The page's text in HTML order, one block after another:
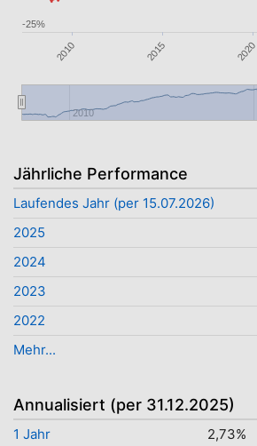
2010 2015 2020
2010
-25%
Jährliche Performance
Laufendes Jahr (per 15.07.2026)
2025
2024
2023
2022
Mehr...
Annualisiert (per 31.12.2025)
1 Jahr
2,73%